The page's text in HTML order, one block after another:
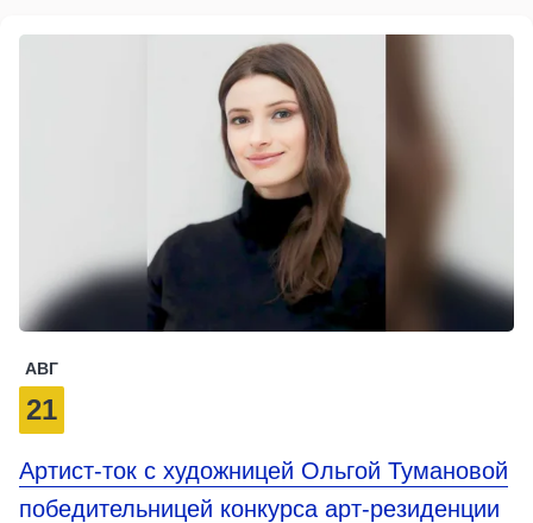
АВГ
21
Артист-ток с художницей Ольгой Тумановой
победительницей конкурса арт-резиденции